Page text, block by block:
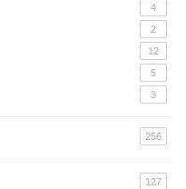
4
2
12
5
3
256
127